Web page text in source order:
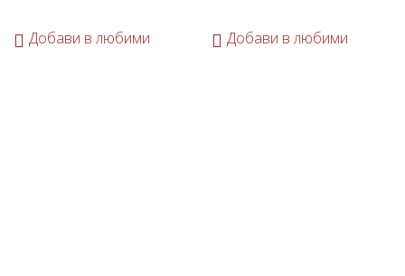
Добави в любими Добави в любими